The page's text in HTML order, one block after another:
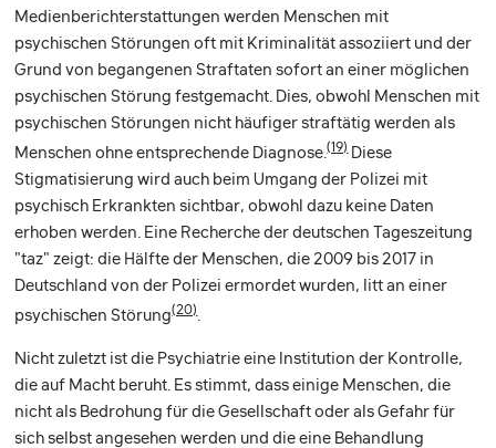
Medienberichterstattungen werden Menschen mit
psychischen Störungen oft mit Kriminalität assoziiert und der
Grund von begangenen Straftaten sofort an einer möglichen
psychischen Störung festgemacht. Dies, obwohl Menschen mit
psychischen Störungen nicht häufiger straftätig werden als
Menschen ohne entsprechende Diagnose.(19)Diese
Stigmatisierung wird auch beim Umgang der Polizei mit
psychisch Erkrankten sichtbar, obwohl dazu keine Daten
erhoben werden. Eine Recherche der deutschen Tageszeitung
"taz" zeigt: die Hälfte der Menschen, die 2009 bis 2017 in
Deutschland von der Polizei ermordet wurden, litt an einer
psychischen Störung(20).
Nicht zuletzt ist die Psychiatrie eine Institution der Kontrolle,
die auf Macht beruht. Es stimmt, dass einige Menschen, die
nicht als Bedrohung für die Gesellschaft oder als Gefahr für
sich selbst angesehen werden und die eine Behandlung